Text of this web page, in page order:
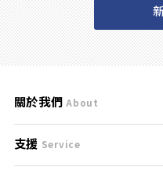
關於我們 About
刊登規範
支援 Service